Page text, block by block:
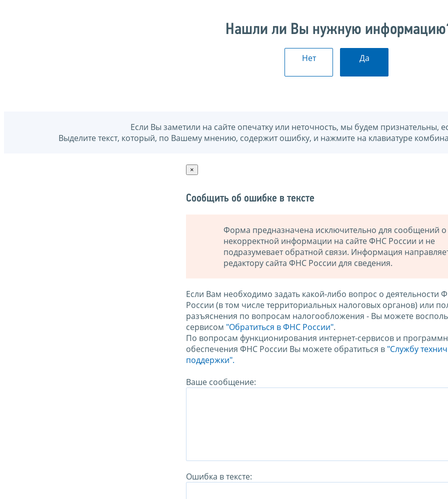
Нашли ли Вы нужную
Нет Да
Если Вы заметили на сайте опечатку или неточность, мы будем признательны,
Выделите текст, который, по Вашему мнению, содержит ошибку, и нажмите на клавиатуре
×
Сообщить об ошибке в тексте
Форма предназначена исключительно для сообщений о
некорректной информации на сайте ФНС России и не
подразумевает обратной связи. Информация
редактору сайта ФНС России для сведения.
Если Вам необходимо задать какой-либо вопрос о деятельности
России (в том числе территориальных налоговых органов) или
разъяснения по вопросам налогообложения - Вы можете
сервисом "Обратиться в ФНС России".
По вопросам функционирования интернет-сервисов и
обеспечения ФНС России Вы можете обратиться в "Службу
поддержки".
Ваше сообщение:
Ошибка в тексте: